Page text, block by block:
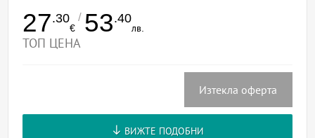
27.30
€
/ 53.40
лв.
ТОП ЦЕНА
Изтекла оферта
ВИЖТЕ ПОДОБНИ